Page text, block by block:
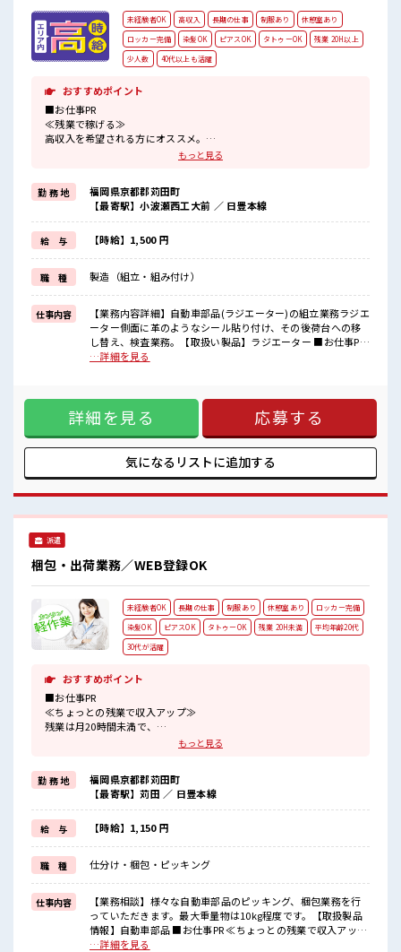
未経験者OK 高収入 長期の仕事 制服あり
休憩室あり
ロッカー完備
染髪OK ピアスOK タトゥーOK
残業 20H以上
少人数
40代以上も活躍
おすすめポイント
■お仕事PR
≪残業で稼げる≫
高収入を希望される方にオススメ。
残業は月20時間以上あります♪
明るすぎたり奇抜でなければ基本的に自由！
(規定有)制服があると毎日の服選びに悩まずOK♪
≪未経験OKの仕事≫
新しいことにチャレンジするのは不安だけど、
しっかり働く環境が整っています！
イチからスキルUP・ステップUP目指していきましょう！
≪自分に向いている仕事が探せる≫
困った事などがあれば、
担当がしっかりサポートします！
■職場の雰囲気
少人数の職場だから一緒に働く仲間との距離もグッと近い！
髪型にこだわりのあるアナタは必見！
もっと見る
勤 務 地
福岡県京都郡苅田町
【最寄駅】小波瀬西工大前 ／ 日豊本線
給 与 【時給】1,500 円
職 種 製造（組立・組み付け）
仕事内容
【業務内容詳細】自動車部品(ラジエーター)の組立業務ラジエ
ーター側面に革のようなシール貼り付け、その後荷台への移
し替え、検査業務。【取扱い製品】ラジエーター ■お仕事PR
≪残業で稼げる≫ 高収入を希望される方にオススメ。 残業は
制服があると毎日の服選びに悩まずOK♪ ≪未経験OKの仕事
≫ 新しいことにチャレンジするのは不安だけど、 しっかり働
く環境が整っています！ イチからスキルUP・ステップUP目
指していきましょう！ ≪自分に向いている仕事が探せる≫ 困
った事などがあれば、 担当がしっかりサポートします！ ■職
場の雰囲気 少人数の職場だから一緒に働く仲間との距離もグ
職場！ 休憩室でホッと一息リフレッシュ！
…詳細を見る
詳細を見る 応募する
気になるリストに追加する
派遣
梱包・出荷業務／WEB登録OK
未経験者OK 長期の仕事 制服あり 休憩室あり
ロッカー完備
染髪OK
ピアスOK タトゥーOK 残業 20H未満
平均年齢20代
30代が活躍
おすすめポイント
■お仕事PR
≪ちょっとの残業で収入アップ≫
残業は月20時間未満で、
明るすぎたり奇抜でなければ基本的に自由！
(規定有)≪機能的な制服アリ≫
制服があるので、
毎日の服装の悩み解消♪
≪未経験の方も大カンゲイ≫
新しいことにチャレンジするのは不安だけど、
しっかり働く環境が整っています！
イチからスキルUP・ステップUP目指していきましょう！
≪様々なお仕事をご提案≫
一人で悩まず気軽に相談できる、
派遣のお仕事です！
■職場の雰囲気
もっと見る
勤 務 地
福岡県京都郡苅田町
【最寄駅】苅田 ／ 日豊本線
給 与 【時給】1,150 円
職 種 仕分け・梱包・ピッキング
仕事内容
【業務相談】様々な自動車部品のピッキング、梱包業務を行
っていただきます。最大重量物は10kg程度です。【取扱製品
情報】自動車部品 ■お仕事PR ≪ちょっとの残業で収入アップ
≫ 残業は月20時間未満で、 ほどよく稼げます♪ ≪髪色自由で
…詳細を見る